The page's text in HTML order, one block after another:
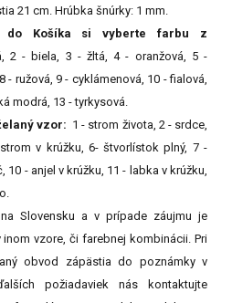
21 cm. Hrúbka šnúrky: 1 mm.
do Košíka si vyberte farbu z
2 - biela, 3 - žltá, 4 - oranžová, 5 -
- ružová, 9 - cyklámenová, 10 - fialová,
modrá, 13 - tyrkysová.
vzor: 1 - strom života, 2 - srdce,
v krúžku, 6- štvorlístok plný, 7 -
- anjel v krúžku, 11 - labka v krúžku,
Slovensku a v prípade záujmu je
vzore, či farebnej kombinácii. Pri
obvod zápästia do poznámky v
požiadaviek nás kontaktujte